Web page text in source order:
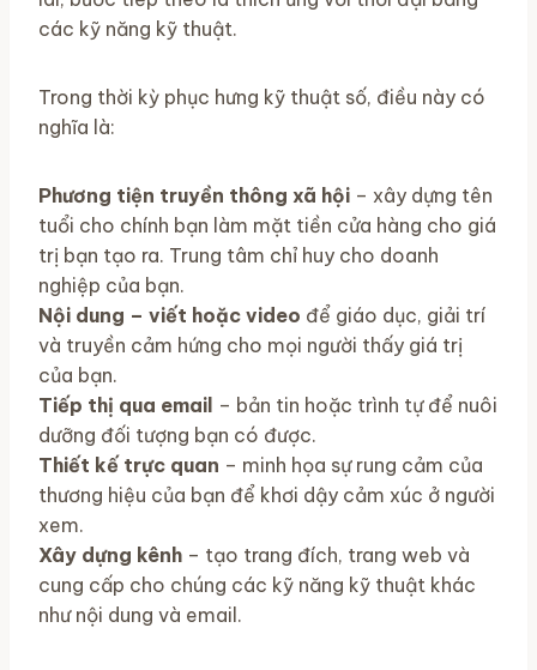
các kỹ năng kỹ thuật.
Trong thời kỳ phục hưng kỹ thuật số, điều này có
nghĩa là:
Phương tiện truyền thông xã hội – xây dựng tên
tuổi cho chính bạn làm mặt tiền cửa hàng cho giá
trị bạn tạo ra. Trung tâm chỉ huy cho doanh
nghiệp của bạn.
Nội dung – viết hoặc video để giáo dục, giải trí
và truyền cảm hứng cho mọi người thấy giá trị
của bạn.
Tiếp thị qua email – bản tin hoặc trình tự để nuôi
dưỡng đối tượng bạn có được.
Thiết kế trực quan – minh họa sự rung cảm của
thương hiệu của bạn để khơi dậy cảm xúc ở người
xem.
Xây dựng kênh – tạo trang đích, trang web và
cung cấp cho chúng các kỹ năng kỹ thuật khác
như nội dung và email.